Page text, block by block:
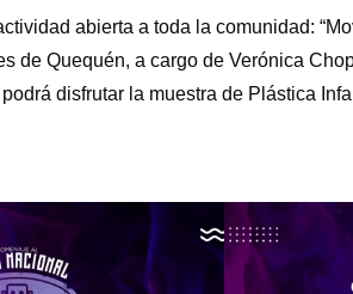
abierta a toda la comunidad:
de Quequén, a cargo de Verónica
disfrutar la muestra de Plástica